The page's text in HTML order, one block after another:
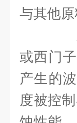
与其他原
为
或西门
产生的
度被控